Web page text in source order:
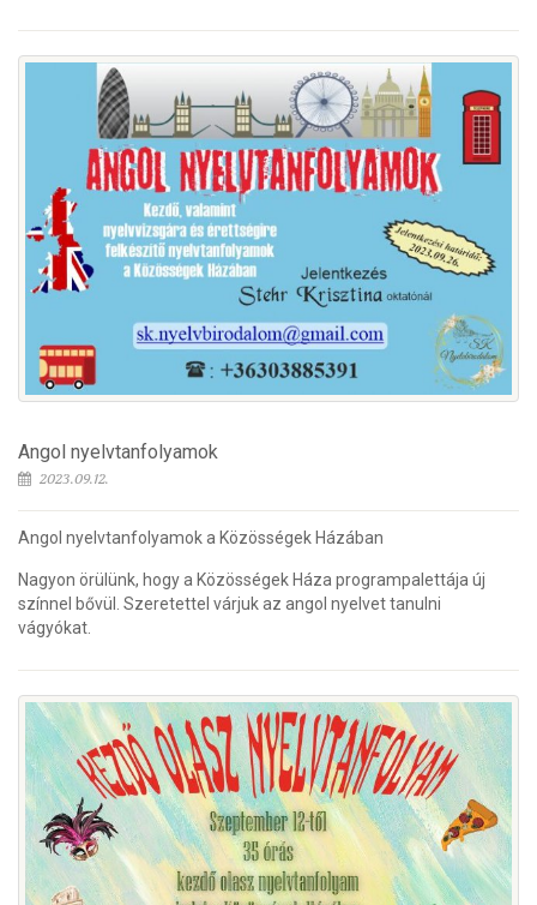
Angol nyelvtanfolyamok
2023.09.12.
Angol nyelvtanfolyamok a Közösségek Házában
Nagyon örülünk, hogy a Közösségek Háza programpalettája új
színnel bővül. Szeretettel várjuk az angol nyelvet tanulni
vágyókat.